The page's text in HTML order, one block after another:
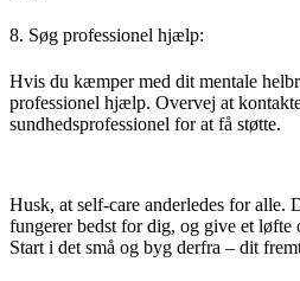
8. Søg professionel hjælp:
Hvis du kæmper med dit mentale
professionel hjælp. Overvej at
sundhedsprofessionel for at få støtte.
Husk, at self-care anderledes for alle.
fungerer bedst for dig, og give et
Start i det små og byg derfra – dit